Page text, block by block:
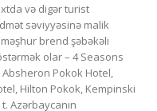
və digər turist
səviyyəsinə malik
brend şəbəkəli
olar – 4 Seasons
Absheron Pokok Hotel,
Hilton Pokok, Kempinski
Azərbaycanın